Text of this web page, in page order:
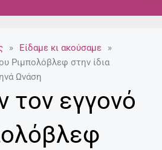
-
p
» Είδαμε κι ακούσαμε
»
Ριμπολόβλεφ στην ίδια
Ωνάση
τον εγγονό